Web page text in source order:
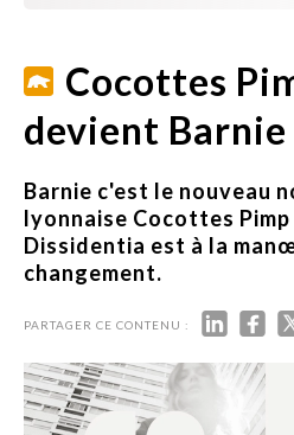
Cocottes
devient Barnie
Barnie c'est le nouveau
lyonnaise Cocottes
Dissidentia est à la
changement.
PARTAGER CE CONTENU :